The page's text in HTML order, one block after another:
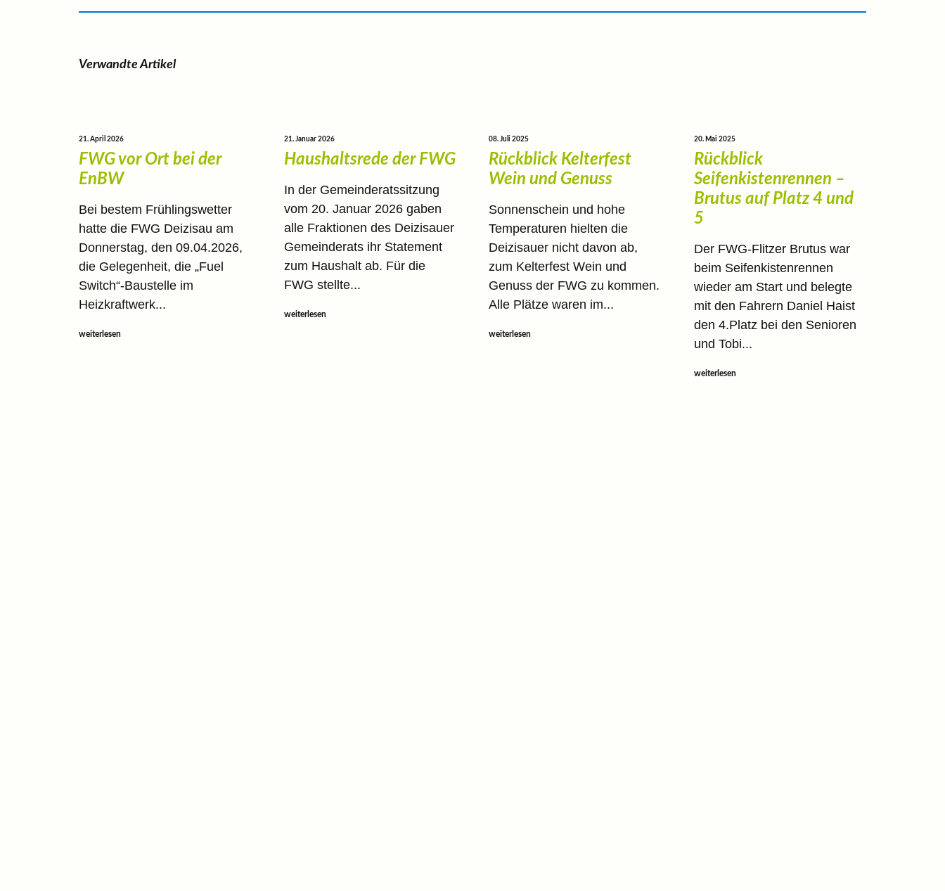
Verwandte Artikel
21. April 2026
FWG vor Ort bei der
EnBW
Bei bestem Frühlingswetter
hatte die FWG Deizisau am
Donnerstag, den 09.04.2026,
die Gelegenheit, die „Fuel
Switch“-Baustelle im
Heizkraftwerk...
weiterlesen
21. Januar 2026
Haushaltsrede der FWG
In der Gemeinderatssitzung
vom 20. Januar 2026 gaben
alle Fraktionen des Deizisauer
Gemeinderats ihr Statement
zum Haushalt ab. Für die
FWG stellte...
weiterlesen
08. Juli 2025
Rückblick Kelterfest
Wein und Genuss
Sonnenschein und hohe
Temperaturen hielten die
Deizisauer nicht davon ab,
zum Kelterfest Wein und
Genuss der FWG zu kommen.
Alle Plätze waren im...
weiterlesen
20. Mai 2025
Rückblick
Seifenkistenrennen –
Brutus auf Platz 4 und
5
Der FWG-Flitzer Brutus war
beim Seifenkistenrennen
wieder am Start und belegte
mit den Fahrern Daniel Haist
den 4.Platz bei den Senioren
und Tobi...
weiterlesen